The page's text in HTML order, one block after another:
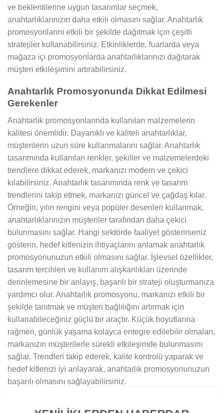
ve beklentilerine uygun tasarımlar seçmek,
anahtarlıklarınızın daha etkili olmasını sağlar. Anahtarlık
promosyonlarını etkili bir şekilde dağıtmak için çeşitli
stratejiler kullanabilirsiniz. Etkinliklerde, fuarlarda veya
mağaza içi promosyonlarda anahtarlıklarınızı dağıtarak
müşteri etkileşimini artırabilirsiniz.
Anahtarlık Promosyonunda Dikkat Edilmesi
Gerekenler
Anahtarlık promosyonlarında kullanılan malzemelerin
kalitesi önemlidir. Dayanıklı ve kaliteli anahtarlıklar,
müşterilerin uzun süre kullanmalarını sağlar. Anahtarlık
tasarımında kullanılan renkler, şekiller ve malzemelerdeki
trendlere dikkat ederek, markanızı modern ve çekici
kılabilirsiniz. Anahtarlık tasarımında renk ve tasarım
trendlerini takip etmek, markanızı güncel ve çağdaş kılar.
Örneğin, yılın rengini veya popüler desenleri kullanmak,
anahtarlıklarınızın müşteriler tarafından daha çekici
bulunmasını sağlar. Hangi sektörde faaliyet gösterirseniz
gösterin, hedef kitlenizin ihtiyaçlarını anlamak anahtarlık
promosyonunuzun etkili olmasını sağlar. İşlevsel özellikler,
tasarım tercihleri ve kullanım alışkanlıkları üzerinde
derinlemesine bir anlayış, başarılı bir strateji oluşturmanıza
yardımcı olur. Anahtarlık promosyonu, markanızı etkili bir
şekilde tanıtmak ve müşteri bağlılığını artırmak için
kullanabileceğiniz güçlü bir araçtır. Küçük boyutlarına
rağmen, günlük yaşama kolayca entegre edilebilir olmaları,
markanızın müşterilerle sürekli etkileşimde bulunmasını
sağlar. Trendleri takip ederek, kalite kontrolü yaparak ve
hedef kitlenizi iyi anlayarak, anahtarlık promosyonunuzun
başarılı olmasını sağlayabilirsiniz.